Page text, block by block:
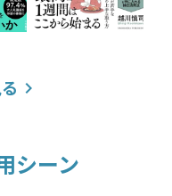
keyboard_arrow_right
シーン